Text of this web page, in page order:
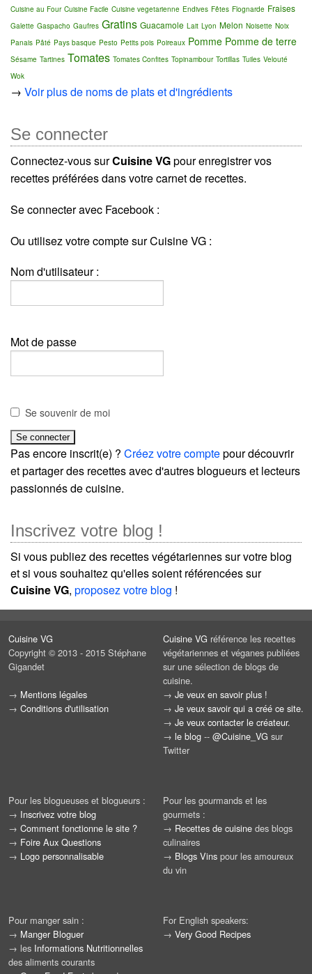
Cuisine au Four Cuisine Facile Cuisine vegetarienne Endives Fêtes Flognarde Fraises
Galette Gaspacho Gaufres Gratins Guacamole Lait Lyon Melon Noisette Noix
Panais Pâté Pays basque Pesto Petits pois Poireaux Pomme Pomme de terre
Sésame Tartines Tomates Tomates Confites Topinambour Tortillas Tuiles Velouté
Wok
→ Voir plus de noms de plats et d'ingrédients
Se connecter
Connectez-vous surCuisine VGpour enregistrer vos
recettes préférées dans votre carnet de recettes.
Se connecter avec Facebook :
Ou utilisez votre compte sur Cuisine VG :
Nom d'utilisateur :
Mot de passe
Se souvenir de moi
Pas encore inscrit(e) ? Créez votre comptepour découvrir
et partager des recettes avec d'autres blogueurs et lecteurs
passionnés de cuisine.
Inscrivez votre blog !
Si vous publiez des recettes végétariennes sur votre blog
et si vous souhaitez qu'elles soient référencées sur
Cuisine VG, proposez votre blog !
Cuisine VG
Copyright © 2013 - 2015 Stéphane
Gigandet
→ Mentions légales
→ Conditions d'utilisation
Cuisine VG référence les recettes
végétariennes et véganes publiées
sur une sélection de blogs de
cuisine.
→ Je veux en savoir plus !
→ Je veux savoir qui a créé ce site.
→ Je veux contacter le créateur.
→ le blog -- @Cuisine_VG sur
Twitter
Pour les blogueuses et blogueurs :
→ Inscrivez votre blog
→ Comment fonctionne le site ?
→ Foire Aux Questions
→ Logo personnalisable
Pour les gourmands et les
gourmets :
→ Recettes de cuisine des blogs
culinaires
→ Blogs Vins pour les amoureux
du vin
Pour manger sain :
→ Manger Bloguer
→ les Informations Nutritionnelles
des aliments courants
For English speakers:
→ Very Good Recipes